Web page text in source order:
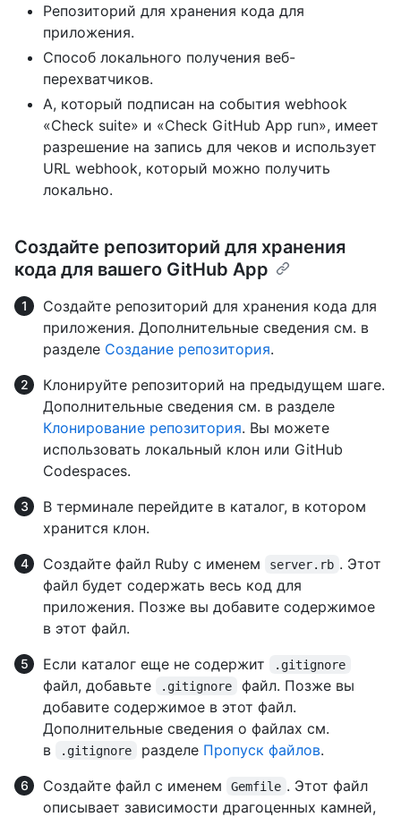
Репозиторий для хранения кода для
приложения.
Способ локального получения веб-
перехватчиков.
А, который подписан на события webhook
«Check suite» и «Check GitHub App run», имеет
разрешение на запись для чеков и использует
URL webhook, который можно получить
локально.
Создайте репозиторий для хранения
кода для вашего GitHub App
Создайте репозиторий для хранения кода для
приложения. Дополнительные сведения см. в
разделе Создание репозитория.
Клонируйте репозиторий на предыдущем шаге.
Дополнительные сведения см. в разделе
Клонирование репозитория. Вы можете
использовать локальный клон или GitHub
Codespaces.
В терминале перейдите в каталог, в котором
хранится клон.
Создайте файл Ruby с именем
server.rb . Этот
файл будет содержать весь код для
приложения. Позже вы добавите содержимое
в этот файл.
Если каталог еще не содержит
.gitignore
файл, добавьте .gitignore
файл. Позже вы
добавите содержимое в этот файл.
Дополнительные сведения о файлах см.
в
.gitignore разделе Пропуск файлов.
Создайте файл с именем
Gemfile . Этот файл
описывает зависимости драгоценных камней,